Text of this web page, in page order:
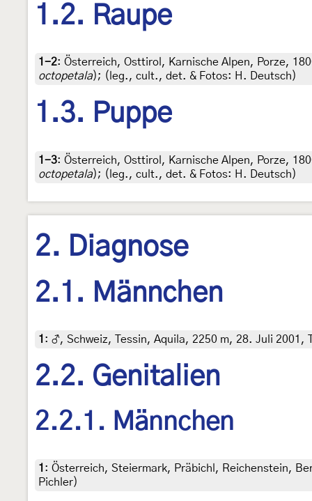
1.2. Raupe
1-2: Österreich, Osttirol, Karnische Alpen, Porze,
octopetala); (leg., cult., det. & Fotos: H. Deutsch)
1.3. Puppe
1-3: Österreich, Osttirol, Karnische Alpen, Porze,
octopetala); (leg., cult., det. & Fotos: H. Deutsch)
2. Diagnose
2.1. Männchen
1 : ♂, Schweiz, Tessin, Aquila, 2250 m, 28. Juli
2.2. Genitalien
2.2.1. Männchen
1 : Österreich, Steiermark, Präbichl, Reichenstein,
Pichler)